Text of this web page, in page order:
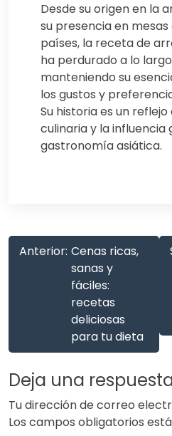
Desde su origen en la
su presencia en
países, la receta de
ha perdurado a lo
manteniendo su
los gustos y
Su historia es un
culinaria y la influencia
gastronomía asiática.
Anterior: Cenas ricas,
sanas y
fáciles:
recetas
deliciosas
para tu dieta
Deja una
Tu dirección de correo
Los campos obligatorios